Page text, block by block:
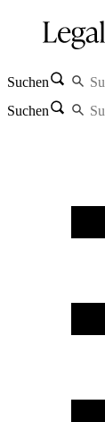
Suchen
Suchen